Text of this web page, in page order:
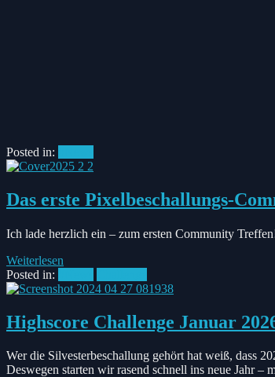
Posted in:
Das erste Pixelbeschallungs-
Ich lade herzlich ein – zum ersten Community
Weiterlesen
Posted in:
Highscore Challenge Januar
Wer die Silvesterbeschallung gehört hat weiß, dass
Deswegen starten wir rasend schnell ins neue Jahr –